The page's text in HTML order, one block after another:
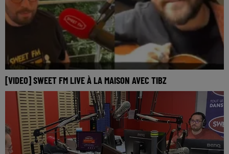
[VIDEO] SWEET FM LIVE À LA MAISON AVEC TIBZ